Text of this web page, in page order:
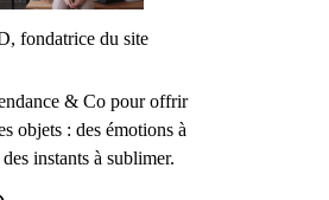
fondatrice du site
& Co pour offrir
objets : des émotions à
instants à sublimer.